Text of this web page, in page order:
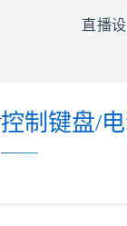
直播
控制键盘/